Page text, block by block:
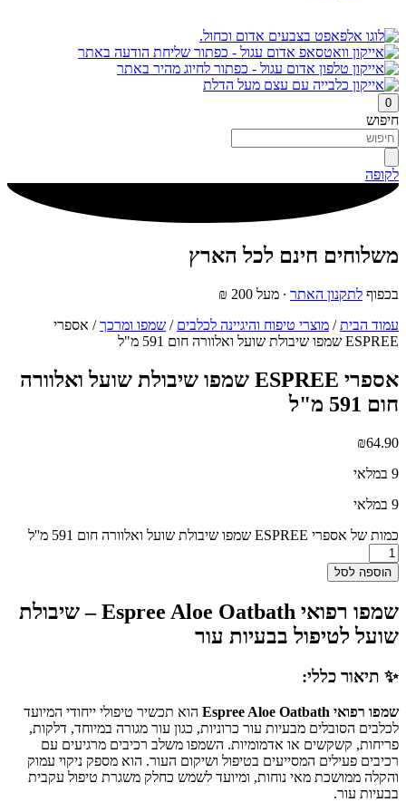
0
חיפוש
לקופה
משלוחים חינם לכל הארץ
בכפוף לתקנון האתר ∙ מעל 200 ₪
עמוד הבית/ מוצרי טיפוח והיגיינה לכלבים / שמפו ומרכך/ אספרי
ESPREE שמפו שיבולת שועל ואלוורה חום 591 מ"ל
אספרי ESPREE שמפו שיבולת שועל ואלוורה
חום 591 מ"ל
₪64.90
9 במלאי
9 במלאי
כמות של אספרי ESPREE שמפו שיבולת שועל ואלוורה חום 591 מ''ל
הוספה לסל
שמפו רפואי Espree Aloe Oatbath – שיבולת
שועל לטיפול בבעיות עור
✨ תיאור כללי:
שמפו רפואי Espree Aloe Oatbath
הוא תכשיר טיפולי ייחודי המיועד
לכלבים הסובלים מבעיות עור כרוניות, כגון עור מגורה במיוחד, דלקות,
פריחות, קשקשים או אדמומיות. השמפו משלב רכיבים מרגיעים עם
רכיבים פעילים המסייעים בטיפול ושיקום העור. הוא מספק ניקוי עמוק
והקלה ממושכת מאי נוחות, ומיועד לשמש כחלק משגרת טיפול עקבית
בבעיות עור.